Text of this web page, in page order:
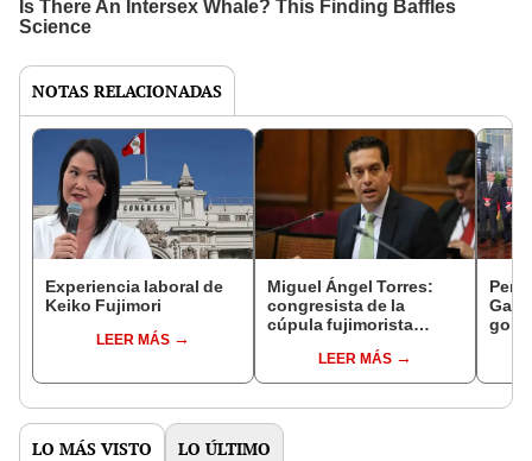
NOTAS RELACIONADAS
Experiencia laboral de
Keiko Fujimori
LEER MÁS
Miguel Ángel Torres:
congresista de la
cúpula fujimorista
del SenadoLEER MÁS
LO MÁS VISTO LO ÚLTIMO